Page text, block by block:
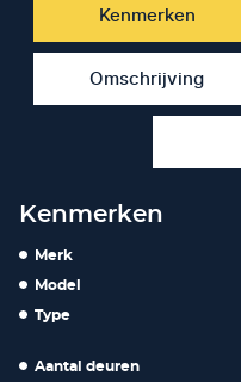
Kenmerken
Omschrijving
Kenmerken
Merk
Model
Type
Aantal deuren